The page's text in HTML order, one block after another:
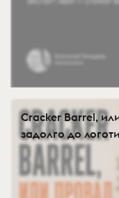
Cracker Barrel,
задолго до